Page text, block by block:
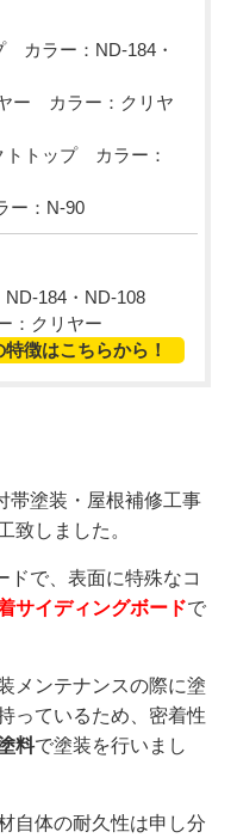
カラー：ND-184・
カラー：クリヤ
トトップ カラー：
：N-90
184・ND-108
：クリヤー
特徴はこちらから！
帯塗装・屋根補修工事
致しました。
ドで、表面に特殊なコ
サイディングボードで
メンテナンスの際に塗
っているため、密着性
料で塗装を行いまし
自体の耐久性は申し分